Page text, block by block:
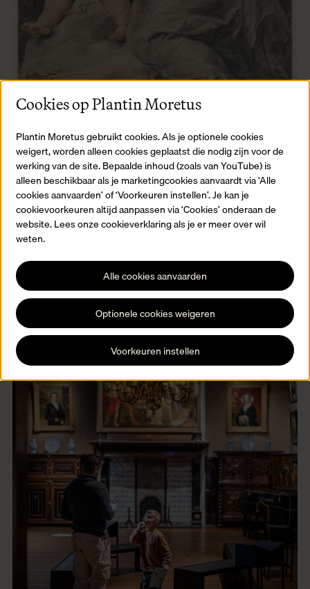
Uit het depot van het prentenkabinet
In het depot van het Prentenkabinet liggen Rubens en Tuymans
zij aan zij. Het Prentenkabinet beschikt over een rijke verzameling
tekeningen en grafiek van oude Antwerpse meesters. Daarnaast
verzamelt het ook modern en hedendaags Antwerps werk.
Lees meer
Cookies op Plantin Moretus
Plantin Moretus gebruikt cookies. Als je optionele cookies
weigert, worden alleen cookies geplaatst die nodig zijn voor de
werking van de site. Bepaalde inhoud (zoals van YouTube) is
alleen beschikbaar als je marketingcookies aanvaardt via ‘Alle
cookies aanvaarden’ of ‘Voorkeuren instellen’. Je kan je
cookievoorkeuren altijd aanpassen via ‘Cookies’ onderaan de
website. Lees onze cookieverklaring als je er meer over wil
weten.
Alle cookies aanvaarden
Optionele cookies weigeren
Voorkeuren instellen